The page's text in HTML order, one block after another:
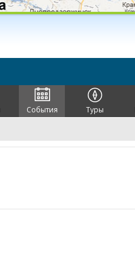
События Туры